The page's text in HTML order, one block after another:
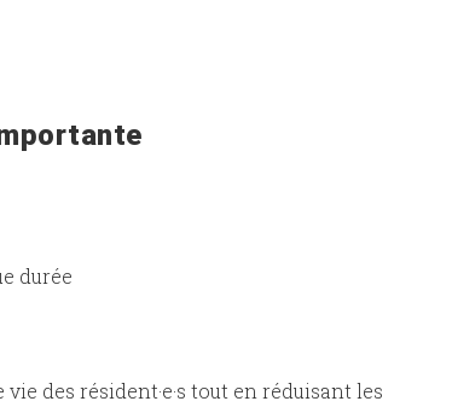
durée
des résident·e·s tout en réduisant les